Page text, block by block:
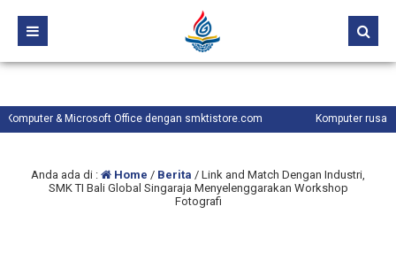
& Microsoft Office dengan smktistore.com Komputer rusak atau
Anda ada di : Home / Berita / Link and Match Dengan Industri,
SMK TI Bali Global Singaraja Menyelenggarakan Workshop
Fotografi